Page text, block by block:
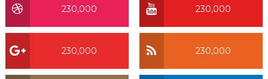
230,000
230,000
230,000
230,000